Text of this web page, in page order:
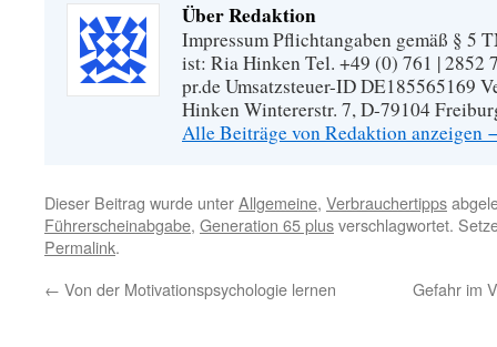
Über Redaktion
Impressum Pflichtangaben gemäß § 5
ist: Ria Hinken Tel. +49 (0) 761 | 2852
pr.de Umsatzsteuer-ID DE185565169
Hinken Wintererstr. 7, D-79104
Alle Beiträge von Redaktion anzeigen
Dieser Beitrag wurde unterAllgemeine, Verbrauchertipps
Führerscheinabgabe, Generation 65 plusverschlagwortet.
Permalink.
← Von der Motivationspsychologie lernen Gefahr im